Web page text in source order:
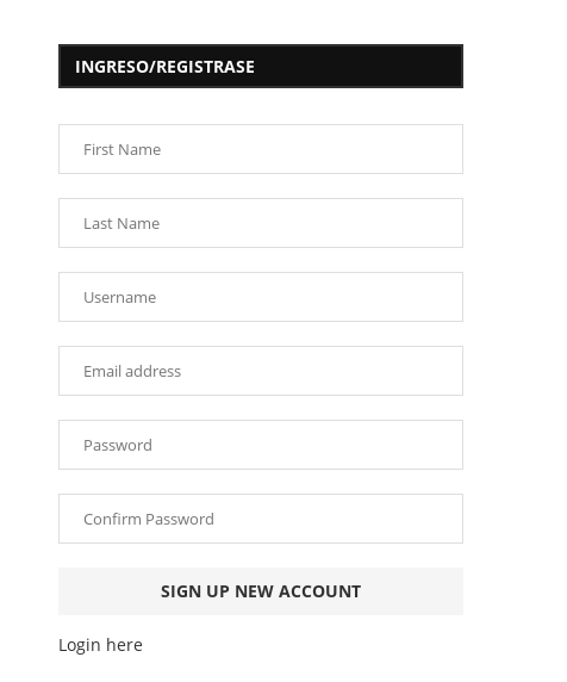
INGRESO/REGISTRASE
Login here